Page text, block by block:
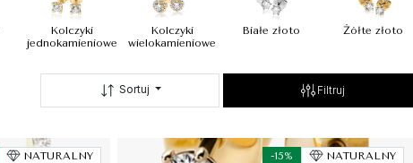
Kolczyki
jednokamieniowe
Kolczyki
wielokamieniowe
Białe złoto Żółte złoto
Sortuj Filtruj
NATURALNY -15% NATURALNY